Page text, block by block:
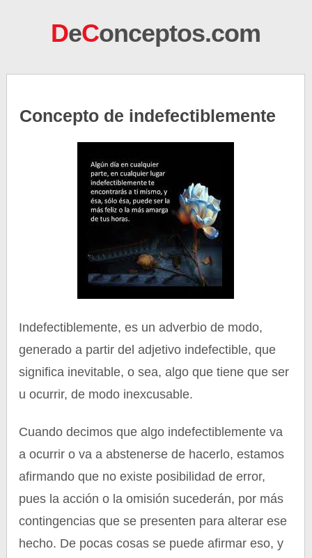
DeConceptos.com
Concepto de indefectiblemente
Indefectiblemente, es un adverbio de modo,
generado a partir del adjetivo indefectible, que
significa inevitable, o sea, algo que tiene que ser
u ocurrir, de modo inexcusable.
Cuando decimos que algo indefectiblemente va
a ocurrir o va a abstenerse de hacerlo, estamos
afirmando que no existe posibilidad de error,
pues la acción o la omisión sucederán, por más
contingencias que se presenten para alterar ese
hecho. De pocas cosas se puede afirmar eso, y